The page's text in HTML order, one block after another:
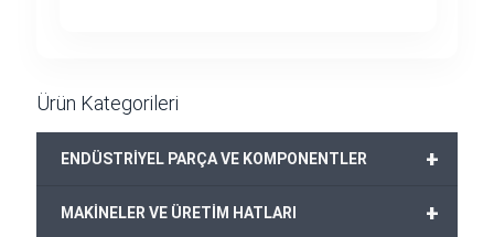
Ürün Kategorileri
+
ENDÜSTRİYEL PARÇA VE KOMPONENTLER
+
MAKİNELER VE ÜRETİM HATLARI